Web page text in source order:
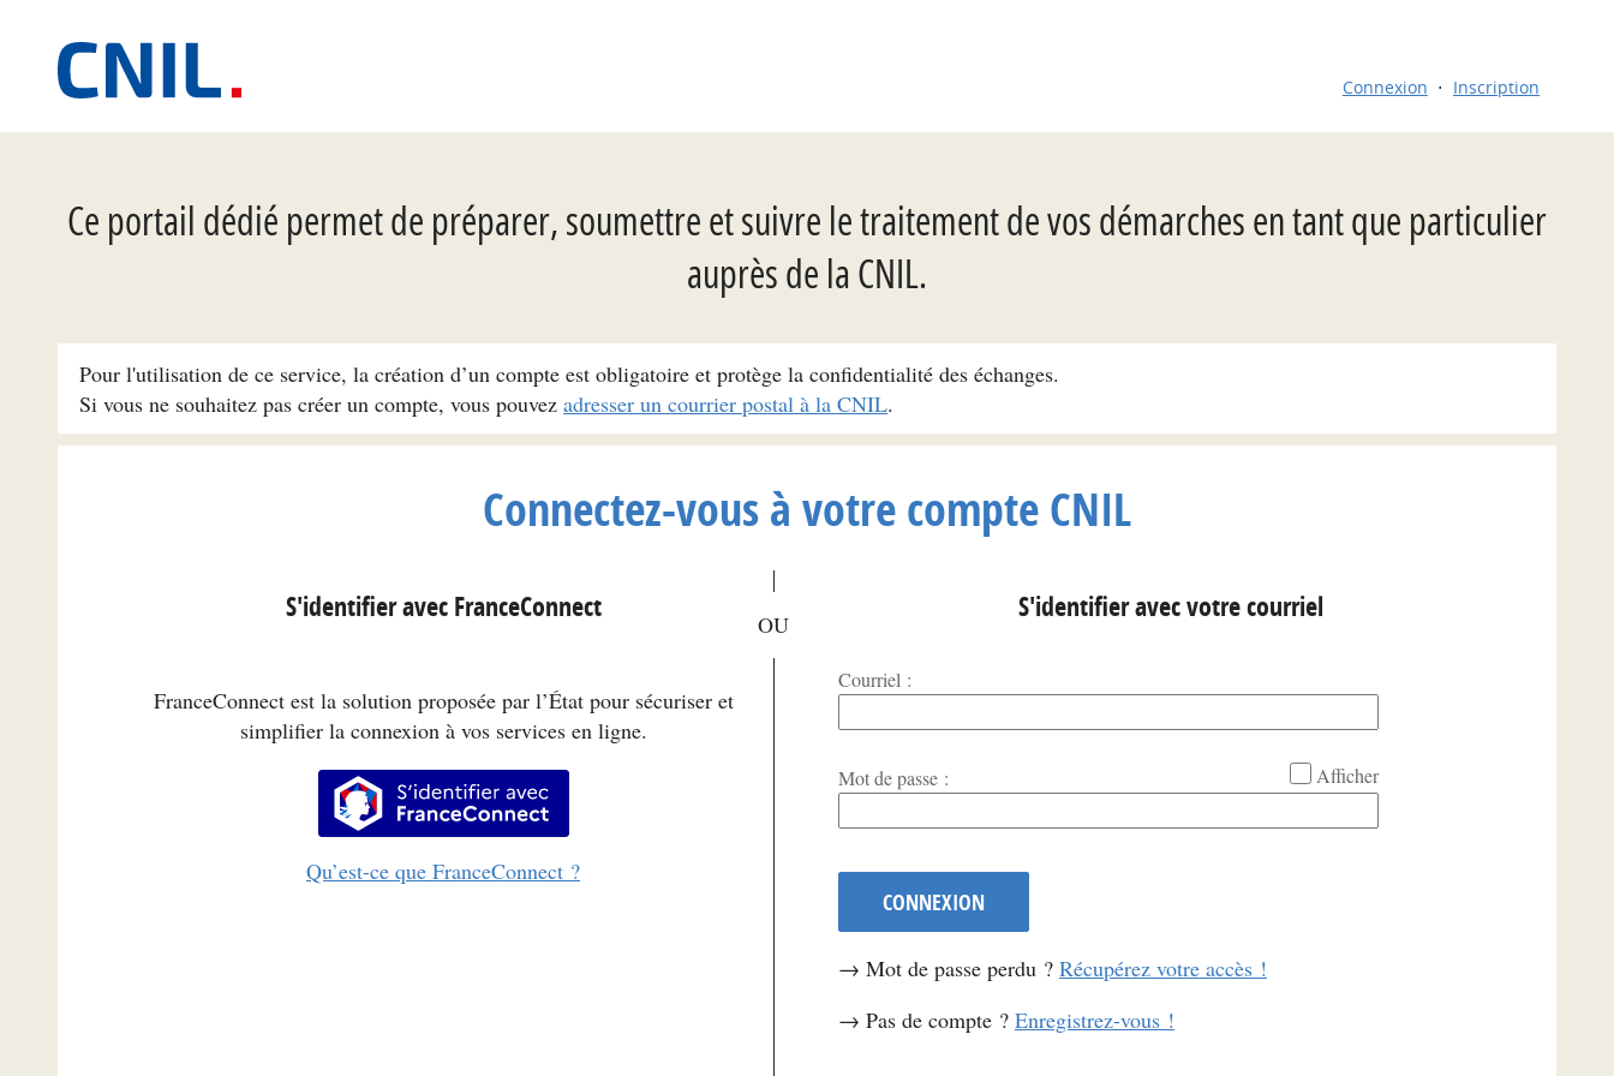
Connexion Inscription
Ce portail dédié permet de préparer, soumettre et suivre le traitement de vos démarches en tant que particulier
auprès de la CNIL.
Pour l'utilisation de ce service, la création d’un compte est obligatoire et protège la confidentialité des échanges.
Si vous ne souhaitez pas créer un compte, vous pouvez adresser un courrier postal à la CNIL.
Connectez-vous à votre compte CNIL
S'identifier avec FranceConnect
FranceConnect est la solution proposée par l’État pour sécuriser et
simplifier la connexion à vos services en ligne.
S’identifier avec FranceConnect
Qu’est-ce que FranceConnect ?
S'identifier avec votre courriel
Courriel :
Mot de passe : Afficher
CONNEXION
→ Mot de passe perdu ? Récupérez votre accès !
→ Pas de compte ? Enregistrez-vous !